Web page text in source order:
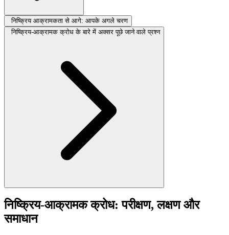
निष्क्रिय आक्रामकता से आगे: आपके अगले चरण
निष्क्रिय-आक्रामक क्रोध के बारे में अक्सर पूछे जाने वाले प्रश्न
निष्क्रिय-आक्रामक क्रोध: परीक्षण, लक्षण और
समाधान